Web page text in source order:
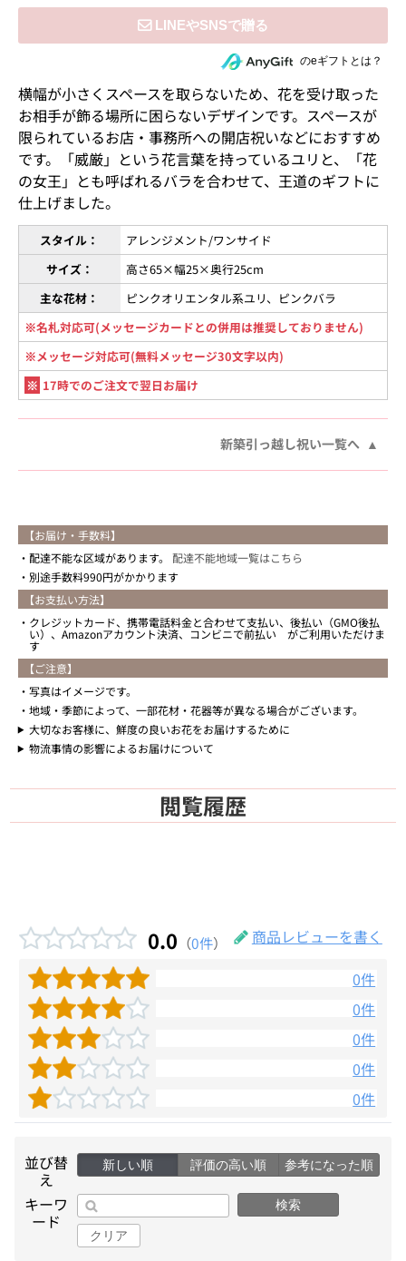
住所を知らない相手にeギフトで贈るのeギフトとは？
横幅が小さくスペースを取らないため、花を受け取った
お相手が飾る場所に困らないデザインです。スペースが
限られているお店・事務所への開店祝いなどにおすすめ
です。「威厳」という花言葉を持っているユリと、「花
の女王」とも呼ばれるバラを合わせて、王道のギフトに
仕上げました。
スタイル：
アレンジメント/ワンサイド
サイズ：
高さ65×幅25×奥行25cm
主な花材：
ピンクオリエンタル系ユリ、ピンクバラ
※名札対応可(メッセージカードとの併用は推奨しておりません)
※メッセージ対応可(無料メッセージ30文字以内)
※ 17時でのご注文で翌日お届け
新築引っ越し祝い一覧へ
【お届け・手数料】
配達不能な区域があります。 配達不能地域一覧はこちら
別途手数料990円がかかります
【お支払い方法】
クレジットカード、携帯電話料金と合わせて支払い、後払い（GMO後払
い）、Amazonアカウント決済、コンビニで前払い がご利用いただけま
す
【ご注意】
写真はイメージです。
地域・季節によって、一部花材・花器等が異なる場合がございます。
大切なお客様に、鮮度の良いお花をお届けするために
物流事情の影響によるお届けについて
閲覧履歴
0.0 （0件）
商品レビューを書く
0件
0件
0件
0件
0件
並び替
え
新しい順 評価の高い順 参考になった順
キーワ
ード
検索
クリア